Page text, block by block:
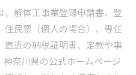
解体工事業登録申請書、登
民票（個人の場合）、専任
近の納税証明書、定款や事
奈川県の公式ホームページ